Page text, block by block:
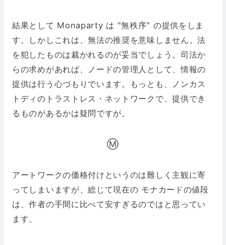
結果として Monaparty は "無秩序" の提供をしま
す。しかしこれは、無法の推奨を意味しません。法
を犯したものは裁かれるのが妥当でしょう。司法か
らの求めがあれば、ノードの管理人として、情報の
提供は行う心づもりでいます。もっとも、ノンカス
トディのトラストレス・ネットワークで、提供でき
るものがあるかは疑問ですが。
Ⓜ️
アートワークの価格付けというのは難しく主観に寄
ってしまいますが、総じて現在の モナカードの値段
は、作者の手間に比べて安すぎるのではと思ってい
ます。